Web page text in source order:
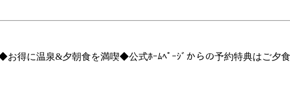
お得に温泉&夕朝食を満喫◆公式ﾎｰﾑﾍﾟｰｼﾞからの予約特典はご夕